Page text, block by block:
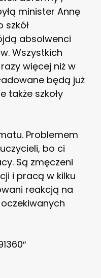
minister Annę
szkół
absolwenci
Wszystkich
więcej niż w
będą już
także szkoły
Problemem
bo ci
Są zmęczeni
i pracą w kilku
reakcją na